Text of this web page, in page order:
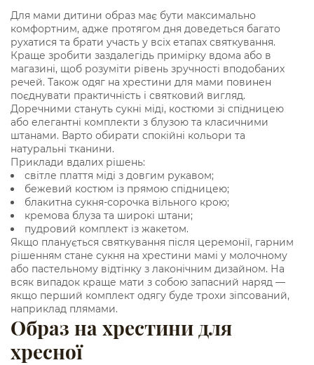
Для мами дитини образ має бути максимально
комфортним, адже протягом дня доведеться багато
рухатися та брати участь у всіх етапах святкування.
Краще зробити заздалегідь примірку вдома або в
магазині, щоб розуміти рівень зручності вподобаних
речей. Також одяг на хрестини для мами повинен
поєднувати практичність і святковий вигляд.
Доречними стануть сукні міді, костюми зі спідницею
або елегантні комплекти з блузою та класичними
штанами. Варто обирати спокійні кольори та
натуральні тканини.
Приклади вдалих рішень:
світле плаття міді з довгим рукавом;
бежевий костюм із прямою спідницею;
блакитна сукня-сорочка вільного крою;
кремова блуза та широкі штани;
пудровий комплект із жакетом.
Якщо планується святкування після церемонії, гарним
рішенням стане сукня на хрестини мамі у молочному
або пастельному відтінку з лаконічним дизайном. На
всяк випадок краще мати з собою запасний наряд —
якщо перший комплект одягу буде трохи зіпсований,
наприклад плямами.
Образ на хрестини для
хресної